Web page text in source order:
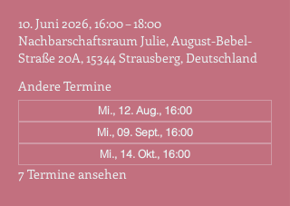
10. Juni 2026, 16:00 – 18:00
Nachbarschaftsraum Julie, August-Bebel-
Straße 20A, 15344 Strausberg, Deutschland
Andere Termine
Mi., 12. Aug., 16:00
Mi., 09. Sept., 16:00
Mi., 14. Okt., 16:00
7 Termine ansehen